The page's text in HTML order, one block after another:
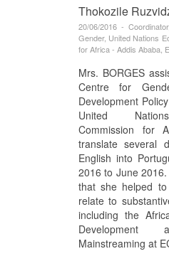
Thokozile
20/06/2016 -
Gender, United Nations
for Africa - Addis Ababa,
Mrs. BORGES
Centre for
Development
United
Commission for
translate several
English into
2016 to June
that she helped to
relate to
including the
Development
Mainstreaming at